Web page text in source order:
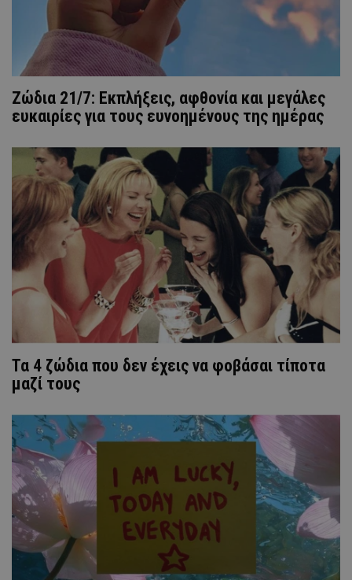
Ζώδια 21/7: Εκπλήξεις, αφθονία και μεγάλες
ευκαιρίες για τους ευνοημένους της ημέρας
Τα 4 ζώδια που δεν έχεις να φοβάσαι τίποτα
μαζί τους